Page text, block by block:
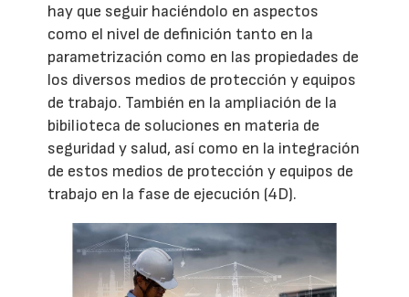
hay que seguir haciéndolo en aspectos
como el nivel de definición tanto en la
parametrización como en las propiedades de
los diversos medios de protección y equipos
de trabajo. También en la ampliación de la
bibilioteca de soluciones en materia de
seguridad y salud, así como en la integración
de estos medios de protección y equipos de
trabajo en la fase de ejecución (4D).